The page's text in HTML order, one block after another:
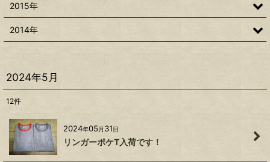
2024年5月
12件
2024年05 月 31日
リンガーポケT入荷です！
2015年
2014年